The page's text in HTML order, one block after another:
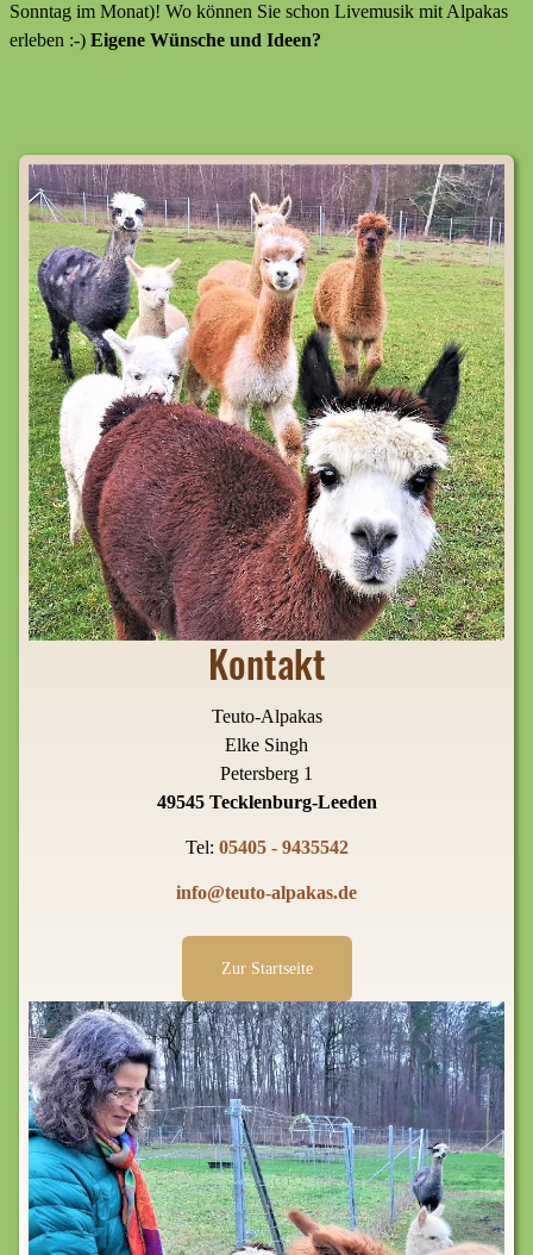
Sonntag im Monat)! Wo können Sie schon Livemusik mit Alpakas
erleben :-) Eigene Wünsche und Ideen?
Kontakt
Teuto-Alpakas
Elke Singh
Petersberg 1
49545 Tecklenburg-Leeden
Tel: 05405 - 9435542
info@teuto-alpakas.de
Zur Startseite